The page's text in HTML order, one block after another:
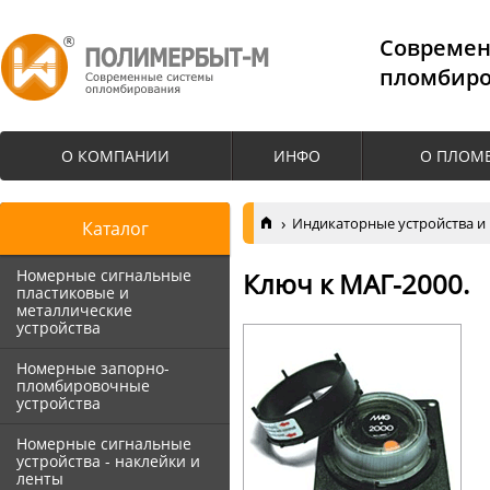
О КОМПАНИИ ИНФО О
Каталог
Номерные сигнальные
пластиковые и
металлические
устройства
Номерные запорно-
пломбировочные
устройства
Номерные сигнальные
устройства - наклейки и
ленты
Индикаторные устройства
Ключ к МАГ-2000.